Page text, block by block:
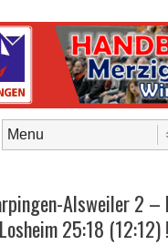
Alsweiler 2 –
Losheim 25:18 (12:12) !